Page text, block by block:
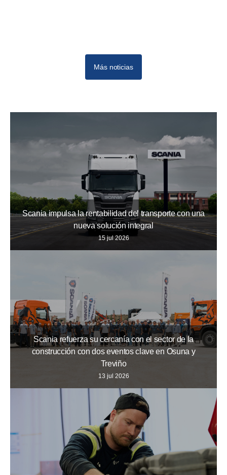
Más noticias
Scania impulsa la rentabilidad del transporte con una
nueva solución integral
15 jul 2026
Scania refuerza su cercanía con el sector de la
construcción con dos eventos clave en Osuna y
Treviño
13 jul 2026